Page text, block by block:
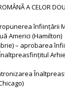
A CELOR
înființării
Americi (Hamilton)
– aprobarea